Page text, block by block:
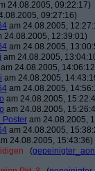
24.08.2005, 09:22:17)
09:27:16)
am 24.08.2005,
24.08.2005, 12:39:01)
am 24.08.2005,
am 24.08.2005,
am 24.08.2005,
am 24.08.2005,
am 24.08.2005,
am 24.08.2005,
am 24.08.2005,
am 24.08.2005,
am 24.08.2005,
24.08.2005, 15:43:36)
(